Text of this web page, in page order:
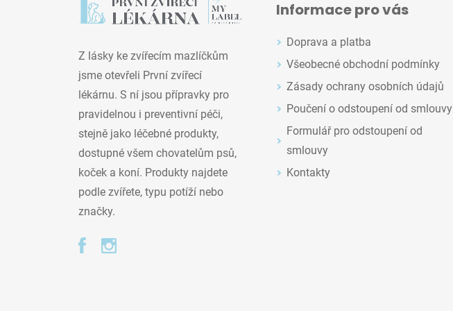
Z lásky ke zvířecím mazlíčkům
jsme otevřeli První zvířecí
lékárnu. S ní jsou přípravky pro
pravidelnou i preventivní péči,
stejně jako léčebné produkty,
dostupné všem chovatelům psů,
koček a koní. Produkty najdete
podle zvířete, typu potíží nebo
značky.
Informace pro vás
Doprava a platba
Všeobecné obchodní podmínky
Zásady ochrany osobních údajů
Poučení o odstoupení od smlouvy
Formulář pro odstoupení od
smlouvy
Kontakty